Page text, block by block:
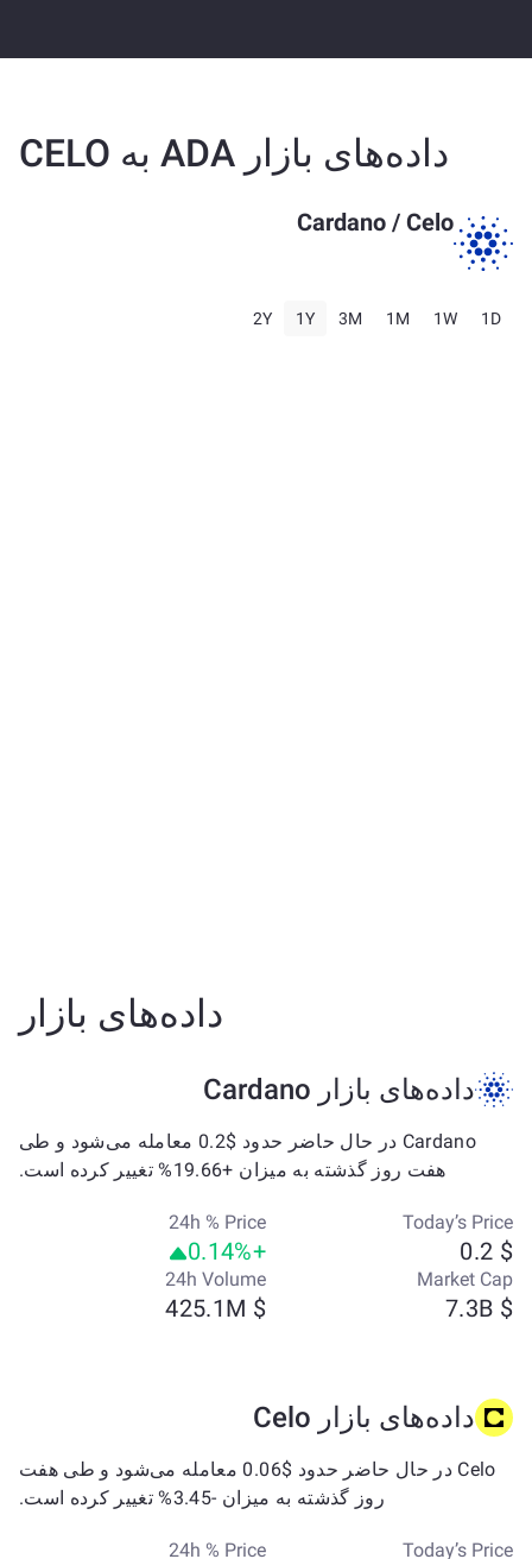
داده‌های بازار ADA به CELO
Cardano / Celo
1D
1W
1M
3M
1Y
2Y
داده‌های بازار
داده‌های بازار Cardano
Cardano در حال حاضر حدود $0.2 معامله می‌شود و طی
هفت روز گذشته به میزان +19.66% تغییر کرده است.
Today’s Price
$ 0.2
24h % Price
+0.14%
Market Cap
$ 7.3B
24h Volume
$ 425.1M
داده‌های بازار Celo
Celo در حال حاضر حدود $0.06 معامله می‌شود و طی هفت
روز گذشته به میزان -3.45% تغییر کرده است.
Today’s Price
24h % Price